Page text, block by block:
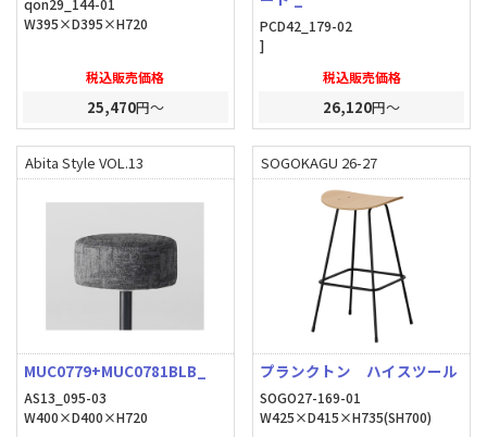
qon29_144-01
W395×D395×H720
税込販売価格
25,470円～
PCD42_179-02
]
税込販売価格
26,120円～
Abita Style VOL.13
MUC0779+MUC0781BLB_
AS13_095-03
W400×D400×H720
SOGOKAGU 26-27
プランクトン ハイスツール
SOGO27-169-01
W425×D415×H735(SH700)